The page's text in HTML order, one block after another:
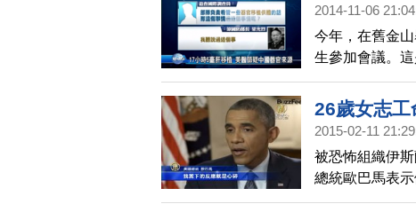
2014-11-06
今年，在舊金
生參加會議。
注。中國大陸
臺肝移植，美
26歲女志工
2015-02-11
被恐怖組織伊
總統歐巴馬表
時間，美國將